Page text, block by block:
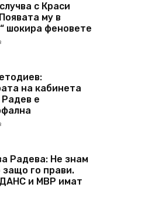
с Краси
му в
шокира феновете
на кабинета
е
Радева: Не знам
защо го прави.
и МВР имат